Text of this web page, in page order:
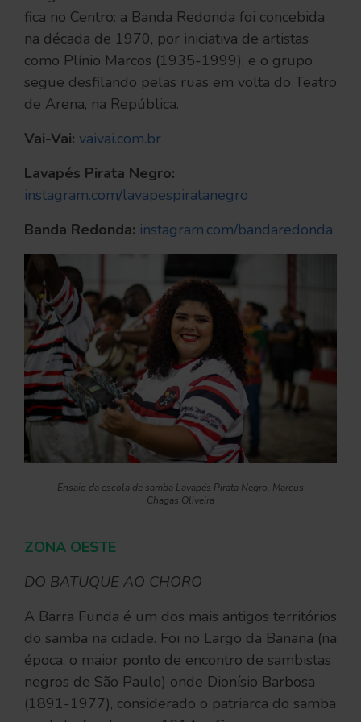
fica no Centro: a Banda Redonda foi concebida
na década de 1970, por iniciativa de artistas
como Plínio Marcos (1935-1999), e o grupo
segue desfilando pelas ruas em volta do Teatro
de Arena, na República.
Vai-Vai: vaivai.com.br
Lavapés Pirata Negro:
instagram.com/lavapespiratanegro
Banda Redonda: instagram.com/bandaredonda
Ensaio da escola de samba Lavapés Pirata Negro. Marcus
Chagas Oliveira
ZONA OESTE
DO BATUQUE AO CHORO
A Barra Funda é um dos mais antigos territórios
do samba na cidade. Foi no Largo da Banana (na
época, o maior ponto de encontro de sambistas
negros de São Paulo) onde Dionísio Barbosa
(1891-1977), considerado o patriarca do samba